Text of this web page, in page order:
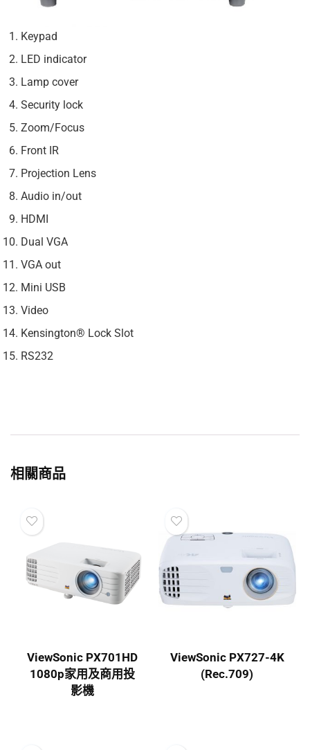
Keypad
LED indicator
Lamp cover
Security lock
Zoom/Focus
Front IR
Projection Lens
Audio in/out
HDMI
Dual VGA
VGA out
Mini USB
Video
Kensington® Lock Slot
RS232
相關商品
ViewSonic PX701HD
1080p家用及商用投
影機
ViewSonic PX727-4K
(Rec.709)